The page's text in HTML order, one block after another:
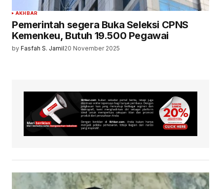
AKHBAR
Pemerintah segera Buka Seleksi CPNS
Kemenkeu, Butuh 19.500 Pegawai
by Fasfah S. Jamil20 November 2025